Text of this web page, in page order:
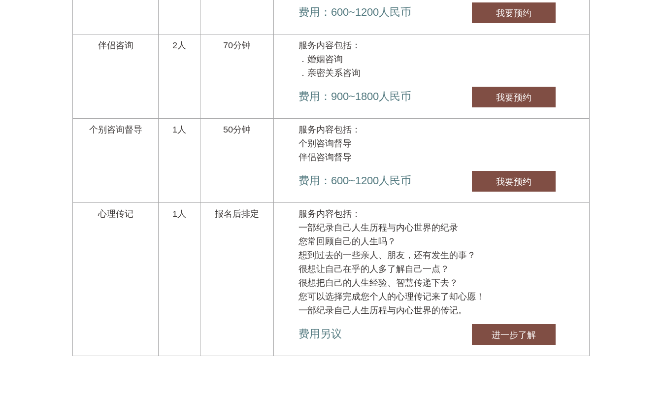
费用：600~1200人民币 我要预约
伴侣咨询 2人 70分钟
服务内容包括：
．婚姻咨询
．亲密关系咨询
费用：900~1800人民币 我要预约
个别咨询督导 1人 50分钟
服务内容包括：
个别咨询督导
伴侣咨询督导
费用：600~1200人民币 我要预约
心理传记 1人 报名后排定
服务内容包括：
一部纪录自己人生历程与内心世界的纪录
您常回顾自己的人生吗？
想到过去的一些亲人、朋友，还有发生的事？
很想让自己在乎的人多了解自己一点？
很想把自己的人生经验、智慧传递下去？
您可以选择完成您个人的心理传记来了却心愿！
一部纪录自己人生历程与内心世界的传记。
费用另议 进一步了解